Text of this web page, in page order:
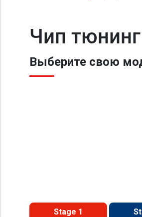
Чип
Выберите свою
Stage 1